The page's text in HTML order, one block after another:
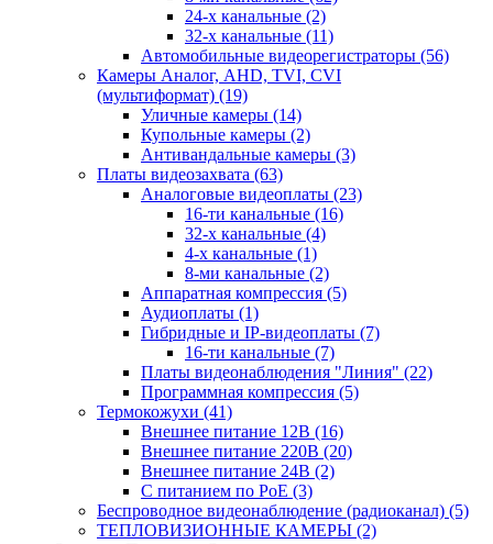
24-х канальные (2)
32-х канальные (11)
Автомобильные видеорегистраторы (56)
Камеры Аналог, AHD, TVI, CVI
(мультиформат) (19)
Уличные камеры (14)
Купольные камеры (2)
Антивандальные камеры (3)
Платы видеозахвата (63)
Аналоговые видеоплаты (23)
16-ти канальные (16)
32-х канальные (4)
4-х канальные (1)
8-ми канальные (2)
Аппаратная компрессия (5)
Аудиоплаты (1)
Гибридные и IP-видеоплаты (7)
16-ти канальные (7)
Платы видеонаблюдения "Линия" (22)
Программная компрессия (5)
Термокожухи (41)
Внешнее питание 12В (16)
Внешнее питание 220В (20)
Внешнее питание 24В (2)
С питанием по PoE (3)
Беспроводное видеонаблюдение (радиоканал) (5)
ТЕПЛОВИЗИОННЫЕ КАМЕРЫ (2)